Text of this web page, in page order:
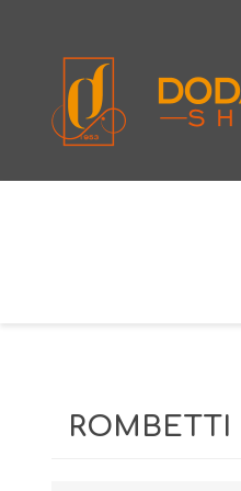
GEOGRAFISCHER
ROMBETTI